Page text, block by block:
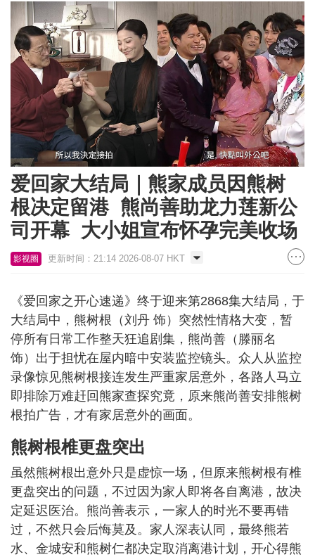
爱回家大结局｜熊家成员因熊树
根决定留港 熊尚善助龙力莲新公
司开幕 大小姐宣布怀孕完美收场
影视圈 更新时间：21:14 2026-08-07 HKT
《爱回家之开心速递》终于迎来第2868集大结局，于
大结局中，熊树根（刘丹 饰）突然性情格大变，暂
停所有日常工作整天狂追剧集，熊尚善（滕丽名
饰）出于担忧在屋内暗中安装监控镜头。众人从监控
录像惊见熊树根接连发生严重家居意外，各路人马立
即排除万难赶回熊家查探究竟，原来熊尚善安排熊树
根拍广告，才有家居意外的画面。
熊树根椎更盘突出
虽然熊树根出意外只是虚惊一场，但原来熊树根有椎
更盘突出的问题，不过因为家人即将各自离港，故决
定延迟医治。熊尚善表示，一家人的时光不要再错
过，不然只会后悔莫及。家人深表认同，最终熊若
水、金城安和熊树仁都决定取消离港计划，开心得熊